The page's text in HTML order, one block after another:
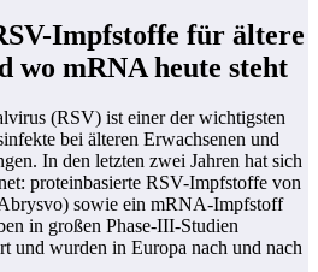
Impfstoffe für ältere
wo mRNA heute steht
(RSV) ist einer der wichtigsten
bei älteren Erwachsenen und
In den letzten zwei Jahren hat sich
proteinbasierte RSV-Impfstoffe von
sowie ein mRNA-Impfstoff
in großen Phase‑III-Studien
und wurden in Europa nach und nach